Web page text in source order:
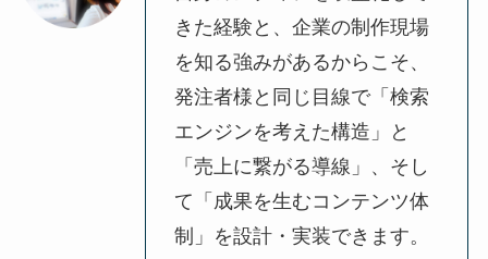
きた経験と、企業の制作現場
を知る強みがあるからこそ、
発注者様と同じ目線で「検索
エンジンを考えた構造」と
「売上に繋がる導線」、そし
て「成果を生むコンテンツ体
制」を設計・実装できます。